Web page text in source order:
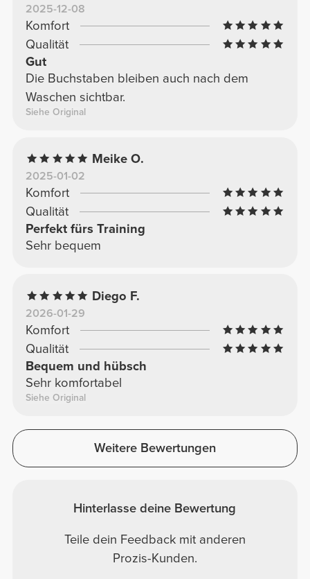
2025-12-08
Komfort
Qualität
Gut
Die Buchstaben bleiben auch nach dem
Waschen sichtbar.
Siehe Original
Meike O.
2025-01-02
Komfort
Qualität
Perfekt fürs Training
Sehr bequem
Diego F.
2026-01-29
Komfort
Qualität
Bequem und hübsch
Sehr komfortabel
Siehe Original
Weitere Bewertungen
Hinterlasse deine Bewertung
Teile dein Feedback mit anderen
Prozis-Kunden.